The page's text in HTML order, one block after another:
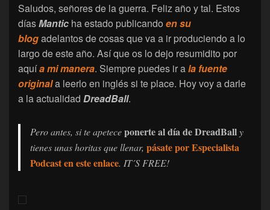
Saludos, señores de la guerra. Feliz año y tal. Estos
díasMantic ha estado publicando en su
blogadelantos de cosas que va a ir produciendo a lo
largo de este año. Así que os lo dejo resumidito por
aquía mi manera. Siempre puedes ir ala fuente
originala leerlo en inglés si te place. Hoy voy a darle
a la actualidad DreadBall.
Pero antes, si te apeteceponerte al día de DreadBally
tienes unas horitas que llenar, pásate por Especialista
Podcast en este enlace. IT´S FREE!